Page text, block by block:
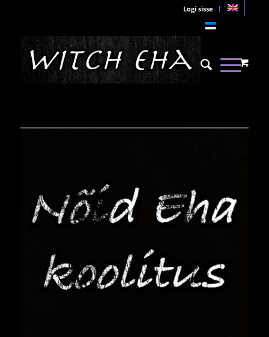
Logi sisse